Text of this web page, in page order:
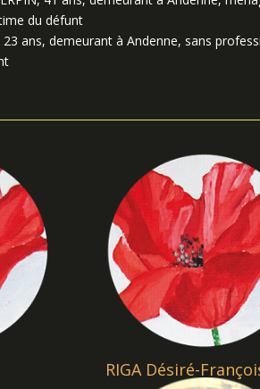
du défunt
23 ans, demeurant à Andenne, sans
RIGA Désiré-